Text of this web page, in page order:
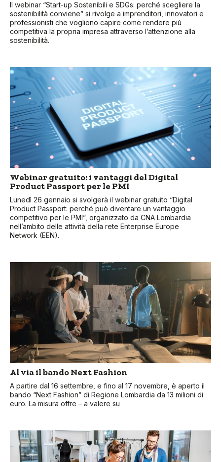
Il webinar “Start-up Sostenibili e SDGs: perché scegliere la
sostenibilità conviene” si rivolge a imprenditori, innovatori e
professionisti che vogliono capire come rendere più
competitiva la propria impresa attraverso l’attenzione alla
sostenibilità.
Webinar gratuito: i vantaggi del Digital
Product Passport per le PMI
Lunedì 26 gennaio si svolgerà il webinar gratuito “Digital
Product Passport: perché può diventare un vantaggio
competitivo per le PMI”, organizzato da CNA Lombardia
nell’ambito delle attività della rete Enterprise Europe
Network (EEN).
Al via il bando Next Fashion
A partire dal 16 settembre, e fino al 17 novembre, è aperto il
bando “Next Fashion” di Regione Lombardia da 13 milioni di
euro. La misura offre – a valere su